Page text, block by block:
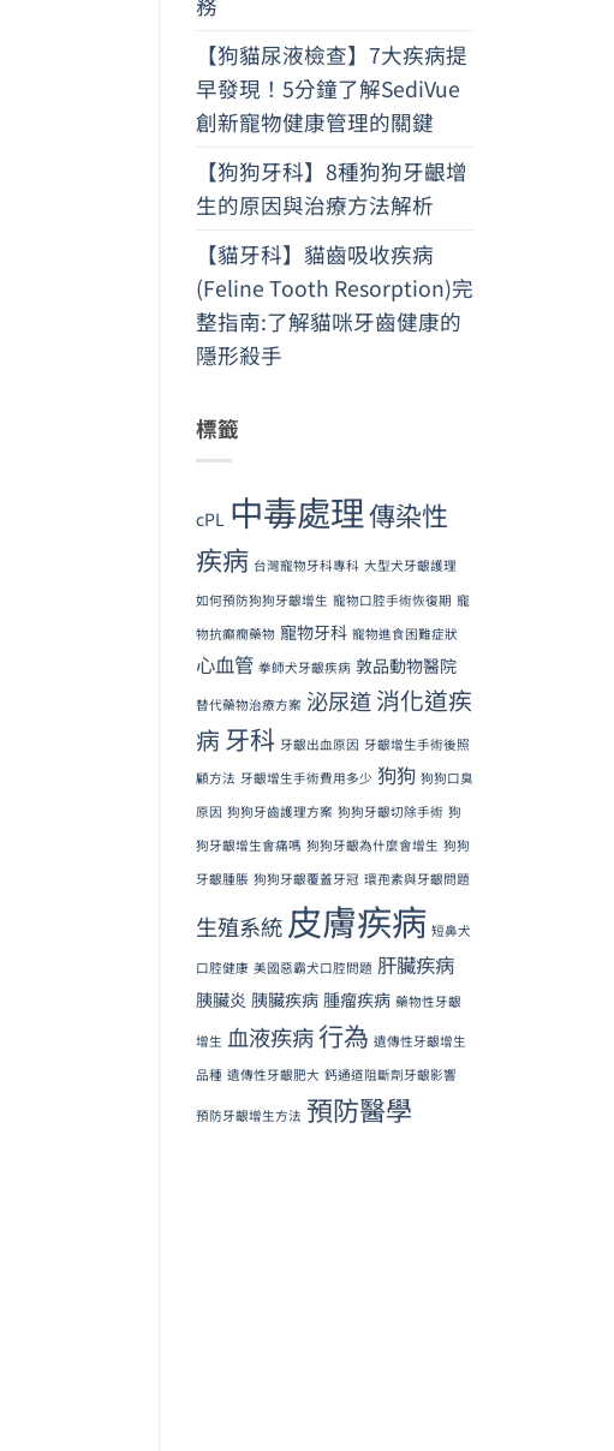
【狗貓尿液檢查】7大疾病提
早發現！5分鐘了解SediVue
創新寵物健康管理的關鍵
【狗狗牙科】8種狗狗牙齦增
生的原因與治療方法解析
【貓牙科】貓齒吸收疾病
(Feline Tooth Resorption)完
整指南:了解貓咪牙齒健康的
隱形殺手
標籤
cPL 中毒處理傳染性
疾病 台灣寵物牙科專科 大型犬牙齦護理
如何預防狗狗牙齦增生 寵物口腔手術恢復期 寵
物抗癲癇藥物 寵物牙科 寵物進食困難症狀
心血管 拳師犬牙齦疾病 敦品動物醫院
替代藥物治療方案 泌尿道 消化道疾
病 牙科 牙齦出血原因 牙齦增生手術後照
顧方法 牙齦增生手術費用多少 狗狗 狗狗口臭
原因 狗狗牙齒護理方案 狗狗牙齦切除手術 狗
狗牙齦增生會痛嗎 狗狗牙齦為什麼會增生 狗狗
牙齦腫脹 狗狗牙齦覆蓋牙冠 環孢素與牙齦問題
生殖系統 皮膚疾病 短鼻犬
口腔健康 美國惡霸犬口腔問題 肝臟疾病
胰臟炎 胰臟疾病 腫瘤疾病 藥物性牙齦
增生 血液疾病行為 遺傳性牙齦增生
品種 遺傳性牙齦肥大 鈣通道阻斷劑牙齦影響
預防牙齦增生方法 預防醫學